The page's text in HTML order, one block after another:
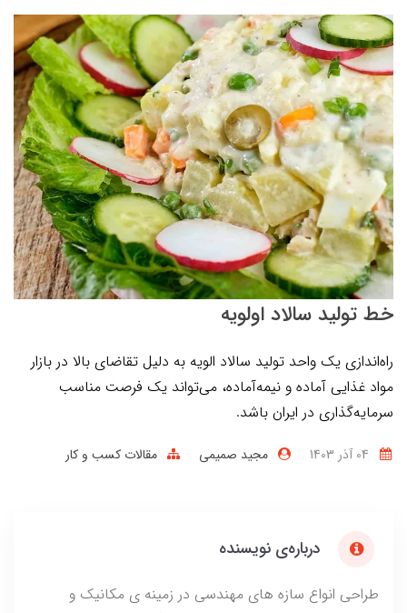
خط تولید سالاد اولویه
راه‌اندازی یک واحد تولید سالاد الویه به دلیل تقاضای بالا در بازار
مواد غذایی آماده و نیمه‌آماده، می‌تواند یک فرصت مناسب
سرمایه‌گذاری در ایران باشد.
مجید صمیمی مقالات کسب و کار
درباره‌ی نویسنده
طراحی انواع سازه های مهندسی در زمینه ی مکانیک و